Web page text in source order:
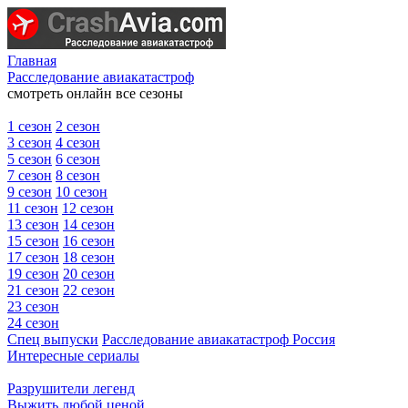
Главная
Расследование авиакатастроф
смотреть онлайн все сезоны
1 сезон 2 сезон
3 сезон 4 сезон
5 сезон 6 сезон
7 сезон 8 сезон
9 сезон 10 сезон
11 сезон 12 сезон
13 сезон 14 сезон
15 сезон 16 сезон
17 сезон 18 сезон
19 сезон 20 сезон
21 сезон 22 сезон
23 сезон
24 сезон
Спец выпуски Расследование авиакатастроф Россия
Интересные сериалы
Разрушители легенд
Выжить любой ценой